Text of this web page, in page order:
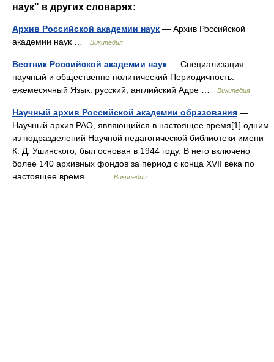
наук" в других словарях:
Архив Российской академии наук — Архив Российской
академии наук …
Википедия
Вестник Российской академии наук — Специализация:
научный и общественно политический Периодичность:
ежемесячный Язык: русский, английский Адре …
Википедия
Научный архив Российской академии образования —
Научный архив РАО, являющийся в настоящее время[1] одним
из подразделений Научной педагогической библиотеки имени
К. Д. Ушинского, был основан в 1944 году. В него включено
более 140 архивных фондов за период с конца XVII века по
настоящее время.… …
Википедия